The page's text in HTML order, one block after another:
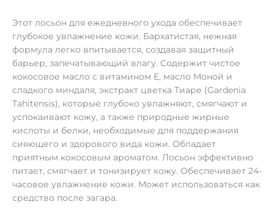
Этот лосьон для ежедневного ухода обеспечивает
глубокое увлажнение кожи. Бархатистая, нежная
формула легко впитывается, создавая защитный
барьер, запечатывающий влагу. Содержит чистое
кокосовое масло с витамином E, масло Моной и
сладкого миндаля, экстракт цветка Тиаре (Gardenia
Tahitensis), которые глубоко увлажняют, смягчают и
успокаивают кожу, а также природные жирные
кислоты и белки, необходимые для поддержания
сияющего и здорового вида кожи. Обладает
приятным кокосовым ароматом. Лосьон эффективно
питает, смягчает и тонизирует кожу. Обеспечивает 24-
часовое увлажнение кожи. Может использоваться как
средство после загара.